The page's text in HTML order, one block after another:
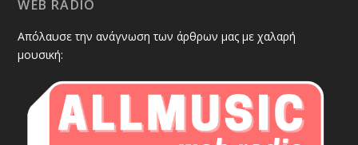
WEB RADIO
Απόλαυσε την ανάγνωση των άρθρων μας με χαλαρή
μουσική: